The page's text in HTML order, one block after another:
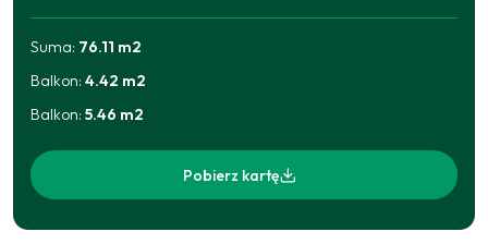
Suma: 76.11 m2
Balkon:4.42 m2
Balkon:5.46 m2
Pobierz kartę